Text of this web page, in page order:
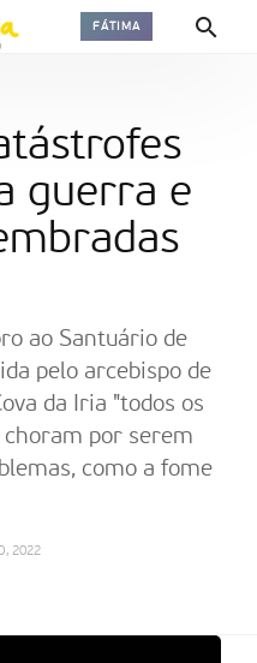
FÁTIMA
guerra e
ao Santuário de
pelo arcebispo de
da Iria "todos os
por serem
como a fome
2022